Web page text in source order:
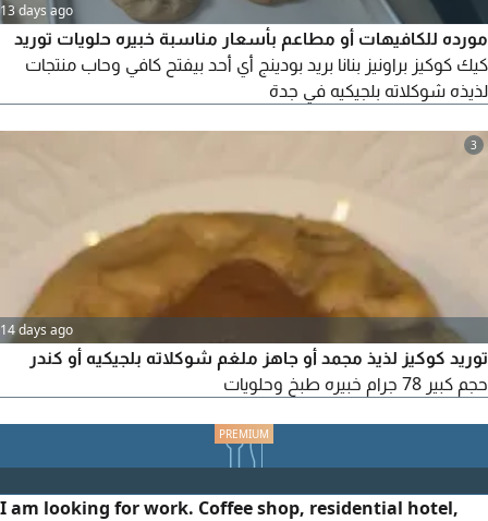
13 days ago
مورده للكافيهات أو مطاعم بأسعار مناسبة خبيره حلويات توريد
كيك كوكيز براونيز بنانا بريد بودينج أي أحد بيفتح كافي وحاب منتجات
لذيذه شوكلاته بلجيكيه في جدة
3
14 days ago
توريد كوكيز لذيذ مجمد أو جاهز ملغم شوكلاته بلجيكيه أو كندر
حجم كبير 78 جرام خبيره طبخ وحلويات
I am looking for work. Coffee shop, residential hotel,